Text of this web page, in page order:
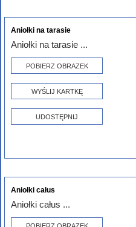
Aniołki na tarasie
Aniołki na tarasie ...
POBIERZ OBRAZEK
WYŚLIJ KARTKĘ
UDOSTĘPNIJ
Aniołki całus
Aniołki całus ...